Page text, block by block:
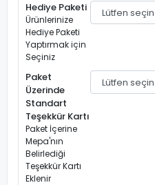
Hediye Paketi
Ürünlerinize
Hediye Paketi
Yaptırmak için
Seçiniz
Paket
Üzerinde
Standart
Teşekkür Kartı
Paket İçerine
Mepa'nın
Belirlediği
Teşekkür Kartı
Eklenir